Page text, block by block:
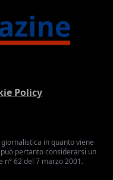
Policy
in quanto viene
pertanto considerarsi un
62 del 7 marzo 2001.